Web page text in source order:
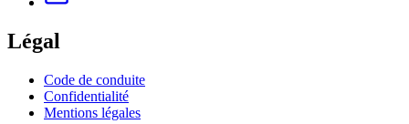
Légal
Code de conduite
Confidentialité
Mentions légales